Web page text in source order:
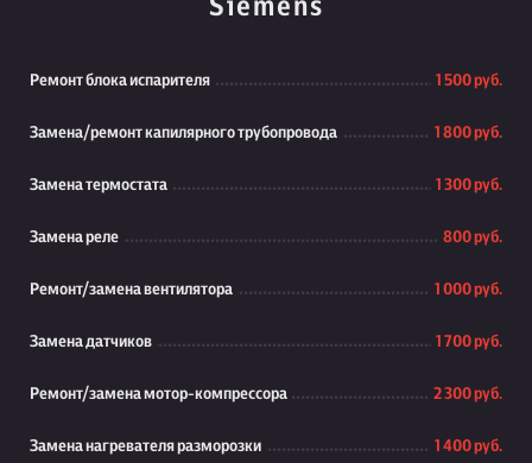
Siemens
Ремонт блока испарителя 1 500 руб.
Замена/ремонт капилярного трубопровода 1 800 руб.
Замена термостата 1 300 руб.
Замена реле 800 руб.
Ремонт/замена вентилятора 1 000 руб.
Замена датчиков 1 700 руб.
Ремонт/замена мотор-компрессора 2 300 руб.
Замена нагревателя разморозки 1 400 руб.